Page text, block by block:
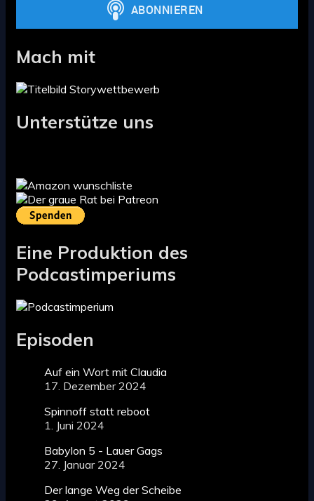
Mach mit
Unterstütze uns
Eine Produktion des
Podcastimperiums
Episoden
Auf ein Wort mit Claudia
17. Dezember 2024
Spinnoff statt reboot
1. Juni 2024
Babylon 5 - Lauer Gags
27. Januar 2024
Der lange Weg der Scheibe